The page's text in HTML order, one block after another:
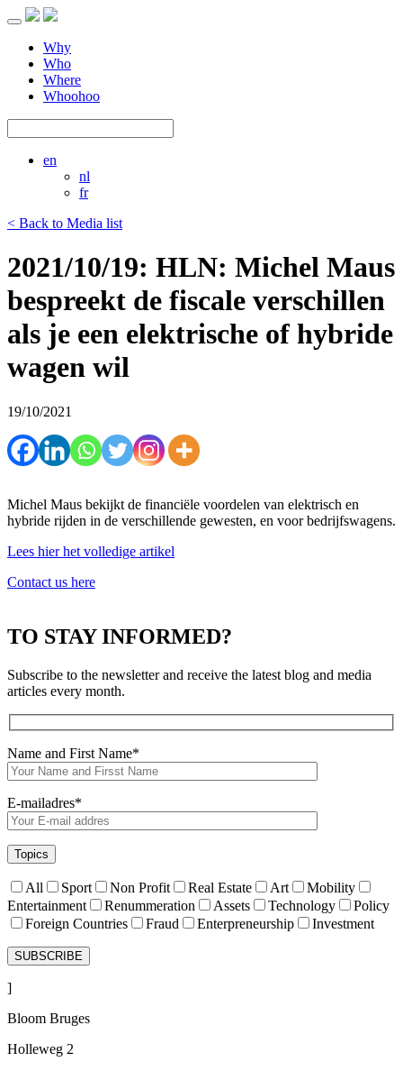
Toggle
navigation
Why
Who
Where
Whoohoo
en
nl
fr
< Back to Media list
2021/10/19: HLN: Michel Maus
bespreekt de fiscale verschillen
als je een elektrische of hybride
wagen wil
19/10/2021
Michel Maus bekijkt de financiële voordelen van elektrisch en
hybride rijden in de verschillende gewesten, en voor bedrijfswagens.
Lees hier het volledige artikel
Contact us here
TO STAY INFORMED?
Subscribe to the newsletter and receive the latest blog and media
articles every month.
Name and First Name*
E-mailadres*
Topics
All Sport Non Profit Real Estate Art
Mobility
Entertainment
Renummeration Assets Technology
Policy
Foreign Countries
Fraud Enterpreneurship Investment
]
Bloom Bruges
Holleweg 2